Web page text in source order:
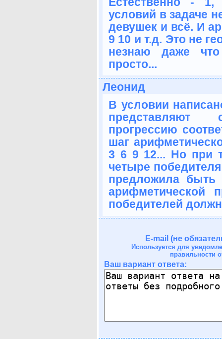
условий в задаче
девушек и всё. И
9 10 и т.д. Это не
незнаю даже
просто...
Леонид
В условии
представляют
прогрессию
шаг
3 6 9 12... Но при
четыре
предложила быть
арифметической
победителей
E-mail (не
Используется для
правильности
Ваш вариант ответа: